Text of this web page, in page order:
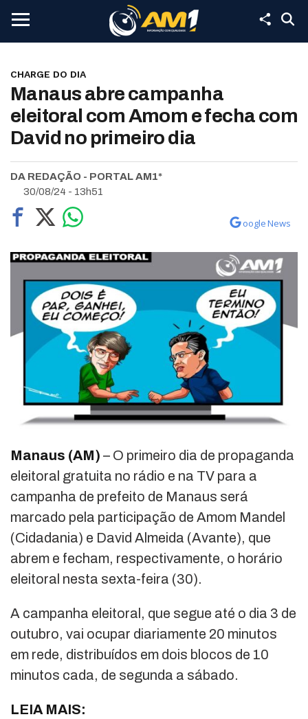
CHARGE DO DIA
Manaus abre campanha
eleitoral com Amom e fecha com
David no primeiro dia
DA REDAÇÃO - PORTAL AM1*
30/08/24 - 13h51
oogle News
Manaus (AM) – O primeiro dia de propaganda
eleitoral gratuita no rádio e na TV para a
campanha de prefeito de Manaus será
marcado pela participação de Amom Mandel
(Cidadania) e David Almeida (Avante), que
abrem e fecham, respectivamente, o horário
eleitoral nesta sexta-feira (30).
A campanha eleitoral, que segue até o dia 3 de
outubro, vai ocupar diariamente 20 minutos
em rede, distribuídos em dois blocos de 10
minutos cada, de segunda a sábado.
LEIA MAIS: